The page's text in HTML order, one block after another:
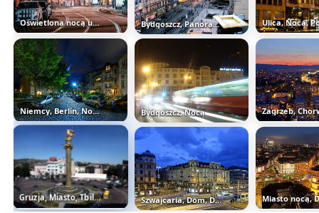
Oświetlona nocą ulica w mieście
Niemcy, Berlin, Noc, Światła, Bloki...
Gruzja, Miasto, Tbilisi, Ulica...
Bydgoszcz, Panorama, Miasta
Bydgoszcz, Nocą
Szwajcaria, Dom, Droga